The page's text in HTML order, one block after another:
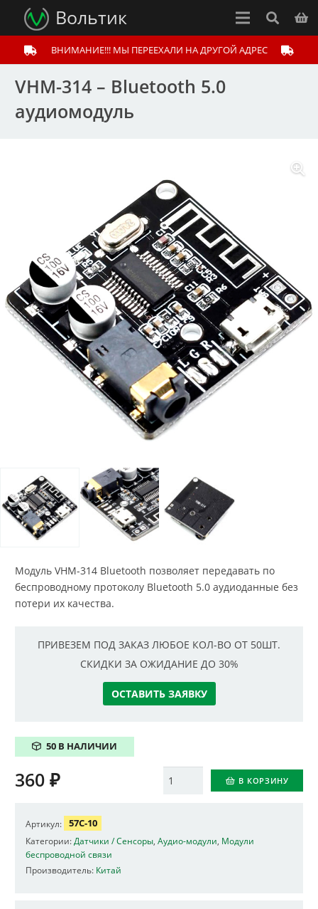
Вольтик
ВНИМАНИЕ!!! МЫ ПЕРЕЕХАЛИ НА ДРУГОЙ АДРЕС
VHM-314 – Bluetooth 5.0
аудиомодуль
Модуль VHM-314 Bluetooth позволяет передавать по
беспроводному протоколу Bluetooth 5.0 аудиоданные без
потери их качества.
ПРИВЕЗЕМ ПОД ЗАКАЗ ЛЮБОЕ КОЛ-ВО ОТ 50ШТ.
СКИДКИ ЗА ОЖИДАНИЕ ДО 30%
ОСТАВИТЬ ЗАЯВКУ
50 В НАЛИЧИИ
Количество В КОРЗИНУ
360 ₽
Артикул: 57C-10
Категории: Датчики / Сенсоры Аудио-модули Модули
беспроводной связи
Производитель: Китай